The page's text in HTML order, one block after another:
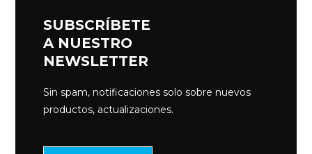
SUBSCRÍBETE
A NUESTRO
NEWSLETTER
Sin spam, notificaciones solo sobre nuevos
productos, actualizaciones.